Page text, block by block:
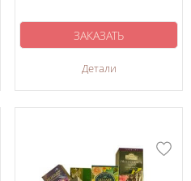
Детали
ЗАКАЗАТЬ